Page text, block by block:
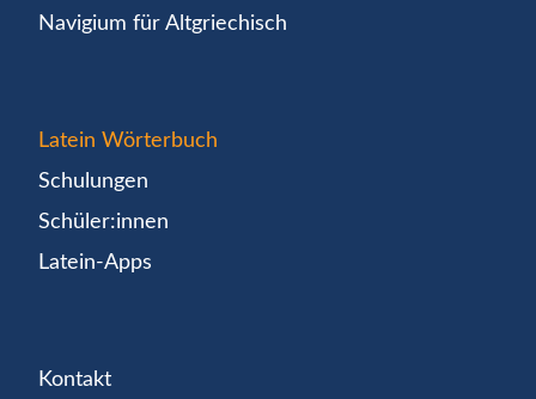
Navigium für Altgriechisch
Latein Wörterbuch
Schulungen
Schüler:innen
Latein-Apps
Kontakt